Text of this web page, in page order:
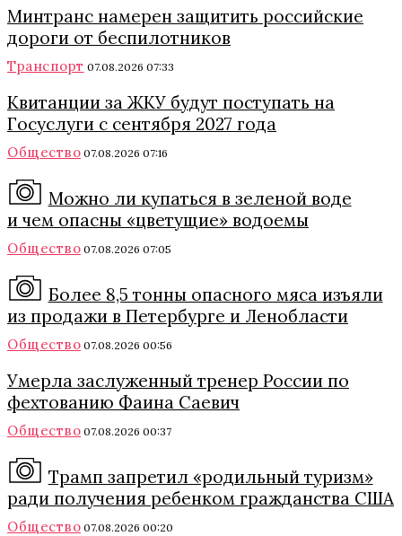
Минтранс намерен защитить российские
дороги от беспилотников
Транспорт 07.08.2026 07:33
Квитанции за ЖКУ будут поступать на
Госуслуги с сентября 2027 года
Общество 07.08.2026 07:16
Можно ли купаться в зеленой воде
и чем опасны «цветущие» водоемы
Общество 07.08.2026 07:05
Более 8,5 тонны опасного мяса изъяли
из продажи в Петербурге и Ленобласти
Общество 07.08.2026 00:56
Умерла заслуженный тренер России по
фехтованию Фаина Саевич
Общество 07.08.2026 00:37
Трамп запретил «родильный туризм»
ради получения ребенком гражданства США
Общество 07.08.2026 00:20